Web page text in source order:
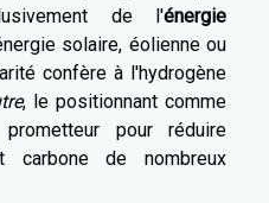
de l'énergie
solaire, éolienne ou
confère à l'hydrogène
, le positionnant comme
pour réduire
carbone de nombreux